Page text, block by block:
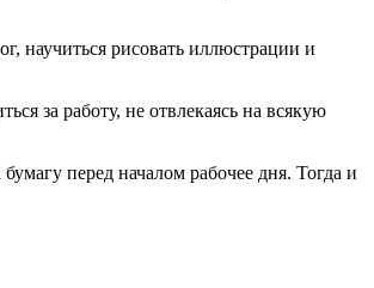
научиться рисовать иллюстрации и
за работу, не отвлекаясь на всякую
перед началом рабочее дня. Тогда и